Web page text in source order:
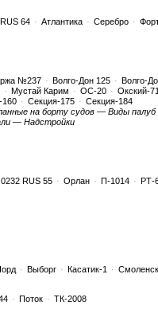
64 · Атлантика · Серебро ·
№237 · Волго-Дон 125 · Волго-
· Мустай Карим · ОС-20 · Окский-71
160 · Секция-175 · Секция-184
на борту судов — Виды палуб
— Надстройки
RUS 55 · Орлан · П-1014 · РТ-
· Выборг · Касатик-1 · Смоленск
· Поток · ТК-2008